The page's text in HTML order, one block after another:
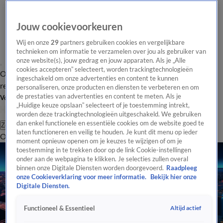
Overzicht Laatste nieuws Regionieuws Het beste van Hart
Tip de
redactie
Volg Hart van Nederland
Zoeken
OverzichtRegioUitzendingenWeerTip de redactiePanelVideo's
Jouw cookievoorkeuren
Wij en onze29 partners gebruiken cookies en vergelijkbare
technieken om informatie te verzamelen over jou als gebruiker van
onze website(s), jouw gedrag en jouw apparaten. Als je „Alle
cookies accepteren” selecteert, worden trackingtechnologieën
ingeschakeld om onze advertenties en content te kunnen
personaliseren, onze producten en diensten te verbeteren en om
de prestaties van advertenties en content te meten. Als je
„Huidige keuze opslaan” selecteert of je toestemming intrekt,
worden deze trackingtechnologieën uitgeschakeld. We gebruiken
dan enkel functionele en essentiële cookies om de website goed te
laten functioneren en veilig te houden. Je kunt dit menu op ieder
moment opnieuw openen om je keuzes te wijzigen of om je
toestemming in te trekken door op de link Cookie-instellingen
onder aan de webpagina te klikken. Je selecties zullen overal
binnen onze Digitale Diensten worden doorgevoerd. Raadpleeg
onze Cookieverklaring voor meer informatie.
Bekijk hier onze
Digitale Diensten.
Functioneel & Essentieel Altijd actief